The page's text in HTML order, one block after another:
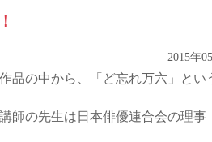
2015年
品の中から、 「ど忘れ万六」とい
師の先生は日本俳優連合会の理事